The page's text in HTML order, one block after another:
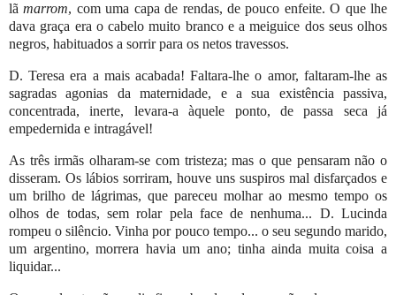
lãmarrom, com uma capa de rendas, de pouco enfeite. O que lhe
dava graça era o cabelo muito branco e a meiguice dos seus olhos
negros, habituados a sorrir para os netos travessos.
D. Teresa era a mais acabada! Faltara-lhe o amor, faltaram-lhe as
sagradas agonias da maternidade, e a sua existência passiva,
concentrada, inerte, levara-a àquele ponto, de passa seca já
empedernida e intragável!
As três irmãs olharam-se com tristeza; mas o que pensaram não o
disseram. Os lábios sorriram, houve uns suspiros mal disfarçados e
um brilho de lágrimas, que pareceu molhar ao mesmo tempo os
olhos de todas, sem rolar pela face de nenhuma... D. Lucinda
rompeu o silêncio. Vinha por pouco tempo... o seu segundo marido,
um argentino, morrera havia um ano; tinha ainda muita coisa a
liquidar...